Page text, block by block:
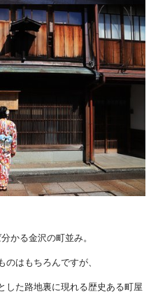
かる金沢の町並み。
はもちろんですが、
した路地裏に現れる歴史ある町屋